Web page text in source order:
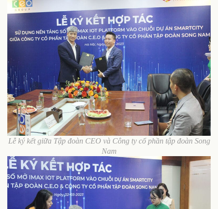
Lễ ký kết giữa Tập đoàn CEO và Công ty cổ phần tập đoàn Song
Nam